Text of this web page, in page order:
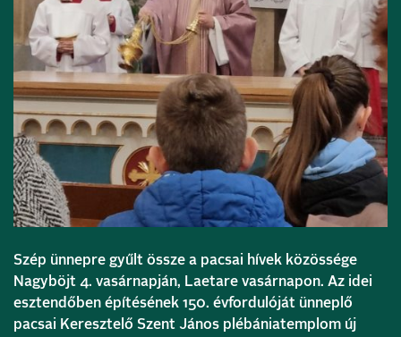
Szép ünnepre gyűlt össze a pacsai hívek közössége
Nagyböjt 4. vasárnapján, Laetare vasárnapon. Az idei
esztendőben építésének 150. évfordulóját ünneplő
pacsai Keresztelő Szent János plébániatemplom új